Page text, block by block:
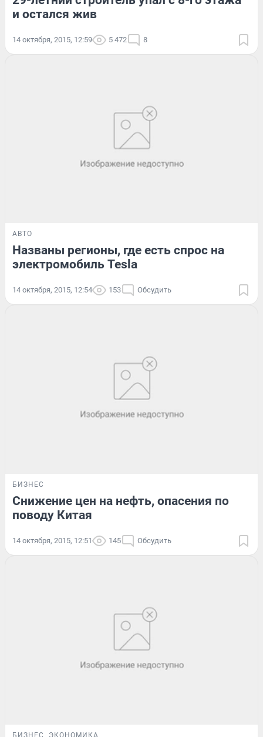
и остался жив
14 октября, 2015, 12:59 5 472 8
АВТО
Названы регионы, где есть спрос на
электромобиль Tesla
14 октября, 2015, 12:54 153 Обсудить
БИЗНЕС
Снижение цен на нефть, опасения по
поводу Китая
14 октября, 2015, 12:51 145 Обсудить
БИЗНЕС ЭКОНОМИКА